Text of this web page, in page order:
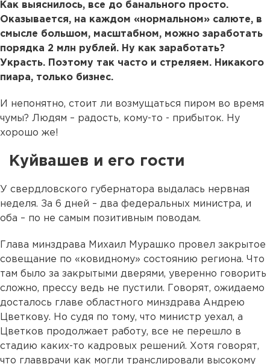
Как выяснилось, все до банального просто.
Оказывается, на каждом «нормальном» салюте, в
смысле большом, масштабном, можно заработать
порядка 2 млн рублей. Ну как заработать?
Украсть. Поэтому так часто и стреляем. Никакого
пиара, только бизнес.
И непонятно, стоит ли возмущаться пиром во время
чумы? Людям – радость, кому-то - прибыток. Ну
хорошо же!
Куйвашев и его гости
У свердловского губернатора выдалась нервная
неделя. За 6 дней – два федеральных министра, и
оба – по не самым позитивным поводам.
Глава минздрава Михаил Мурашко провел закрытое
совещание по «ковидному» состоянию региона. Что
там было за закрытыми дверями, уверенно говорить
сложно, прессу ведь не пустили. Говорят, ожидаемо
досталось главе областного минздрава Андрею
Цветкову. Но судя по тому, что министр уехал, а
Цветков продолжает работу, все не перешло в
стадию каких-то кадровых решений. Хотя говорят,
что главврачи как могли транслировали высокому